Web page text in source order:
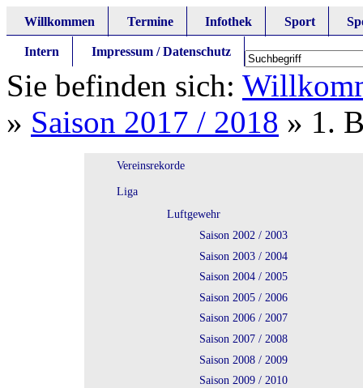
Willkommen Termine Infothek Sport
Intern Impressum / Datenschutz
Sie befinden sich:
» Saison 2017 / 2018 » 1.
Vereinsrekorde
Liga
Luftgewehr
Saison 2002 / 2003
Saison 2003 / 2004
Saison 2004 / 2005
Saison 2005 / 2006
Saison 2006 / 2007
Saison 2007 / 2008
Saison 2008 / 2009
Saison 2009 / 2010